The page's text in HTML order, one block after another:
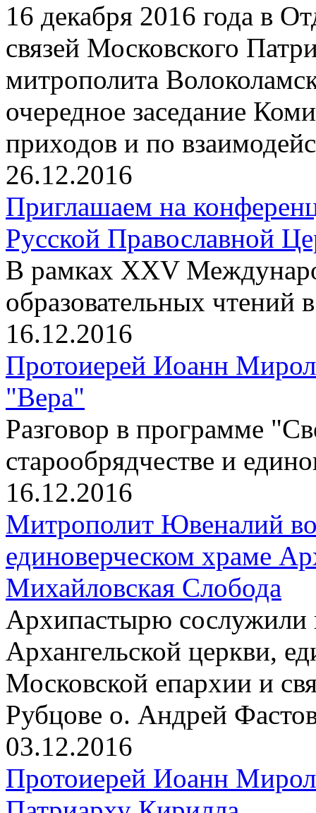
16 декабря 2016 года в
связей Московского
митрополита
очередное заседание
приходов и по
26.12.2016
Приглашаем на
Русской Православной
В рамках XXV
образовательных чтений
16.12.2016
Протоиерей Иоанн
"Вера"
Разговор в программе
старообрядчестве и
16.12.2016
Митрополит Ювеналий
единоверческом храме
Михайловская Слобода
Архипастырю
Архангельской церкви,
Московской епархии и
Рубцове о. Андрей
03.12.2016
Протоиерей Иоанн